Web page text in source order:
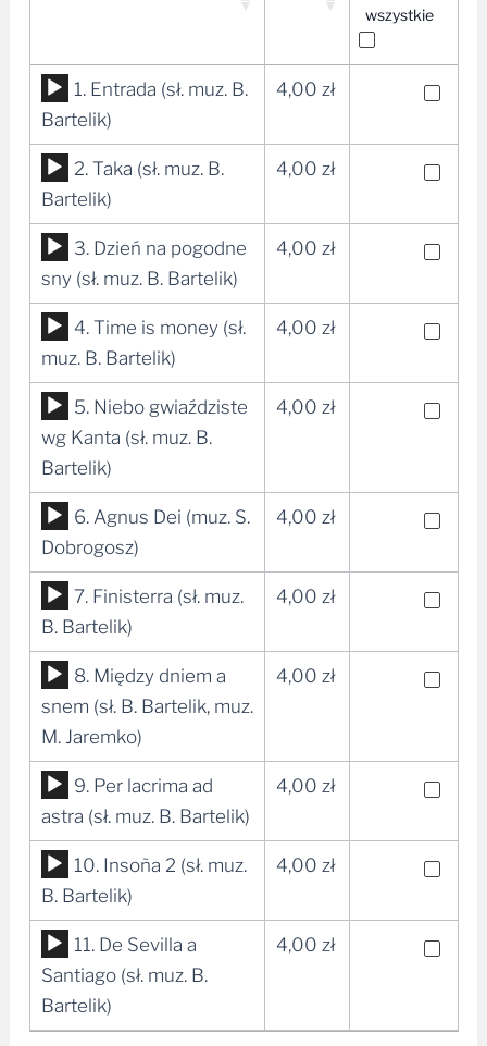
wszystkie
Odtwarzacz
plików
dźwiękowych
1. Entrada (sł. muz. B.
Bartelik)
4,00 zł
Odtwarzacz
plików
dźwiękowych
2. Taka (sł. muz. B.
Bartelik)
4,00 zł
Odtwarzacz
plików
dźwiękowych
3. Dzień na pogodne
sny (sł. muz. B. Bartelik)
4,00 zł
Odtwarzacz
plików
dźwiękowych
4. Time is money (sł.
muz. B. Bartelik)
4,00 zł
Odtwarzacz
plików
dźwiękowych
5. Niebo gwiaździste
wg Kanta (sł. muz. B.
Bartelik)
4,00 zł
Odtwarzacz
plików
dźwiękowych
6. Agnus Dei (muz. S.
Dobrogosz)
4,00 zł
Odtwarzacz
plików
dźwiękowych
7. Finisterra (sł. muz.
B. Bartelik)
4,00 zł
Odtwarzacz
plików
dźwiękowych
8. Między dniem a
snem (sł. B. Bartelik, muz.
M. Jaremko)
4,00 zł
Odtwarzacz
plików
dźwiękowych
9. Per lacrima ad
astra (sł. muz. B. Bartelik)
4,00 zł
Odtwarzacz
plików
dźwiękowych
10. Insoña 2 (sł. muz.
B. Bartelik)
4,00 zł
Odtwarzacz
plików
dźwiękowych
11. De Sevilla a
Santiago (sł. muz. B.
Bartelik)
4,00 zł